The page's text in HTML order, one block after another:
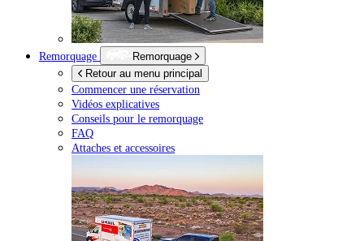
Remorquage
Remorquage
Retour au menu principal
Commencer une réservation
Vidéos explicatives
Conseils pour le remorquage
FAQ
Attaches et accessoires